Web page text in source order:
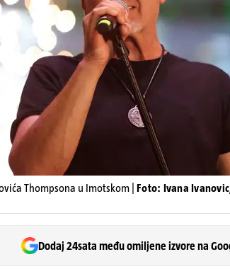
Thompsona u Imotskom | Foto: Ivana
Dodaj 24sata među omiljene izvore na